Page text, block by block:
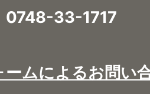
33-1717
ームによるお問い